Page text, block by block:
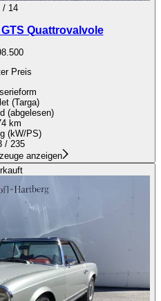
/ 14
Quattrovalvole
Preis
(Targa)
(abgelesen)
km
(kW/PS)
/ 235
anzeigen